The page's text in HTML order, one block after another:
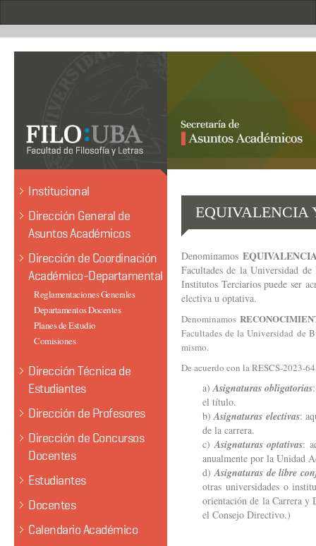
.
Institucional
Dirección General de
Asuntos Académicos
Dirección de Coordinación
Académico-Departamental
Reglamentaciones Generales
Departamentos Docentes
Planes de Estudio
Comisiones
Dirección Técnica de
Estudiantes
Dirección de Profesores
Dirección de Concursos
Docentes
Estudiantes
Docentes
Calendario Académico
EQUIVALENCIA
Denominamos
Facultades de la Universidad
Institutos Terciarios puede ser
electiva u optativa.
Denominamos
Facultades de la Universidad de
mismo.
De acuerdo con la RESCS-2023-
a)Asignaturas obligatorias
el título.
b) Asignaturas electivas:
de la carrera.
c)Asignaturas optativas:
anualmente por la Unidad
d)Asignaturas de libre
otras universidades o
orientación de la Carrera y
el Consejo Directivo.)